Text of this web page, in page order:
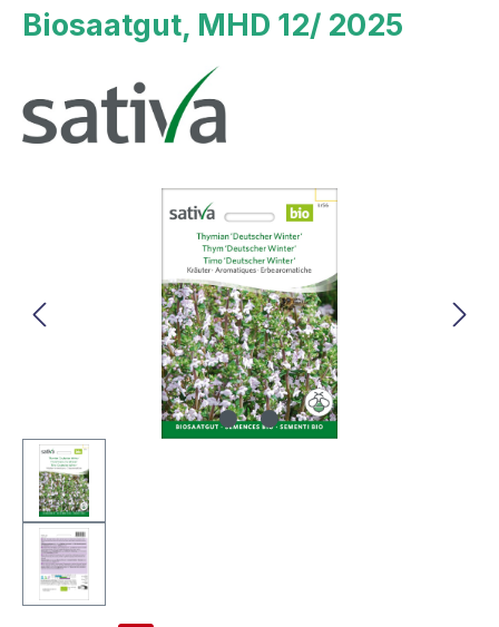
Biosaatgut, MHD 12/ 2025
Bildergalerie überspringen